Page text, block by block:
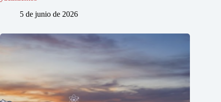
5 de junio de 2026